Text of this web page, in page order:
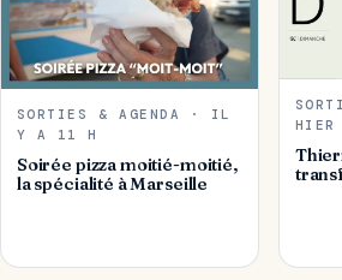
SORTIES & AGENDA · IL
Y A 11 H
Soirée pizza moitié-moitié,
la spécialité à Marseille
HIER